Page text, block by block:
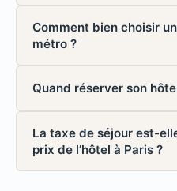
Comment bien choisir
métro ?
Quand réserver son
La taxe de séjour est-
prix de l’hôtel à Paris ?